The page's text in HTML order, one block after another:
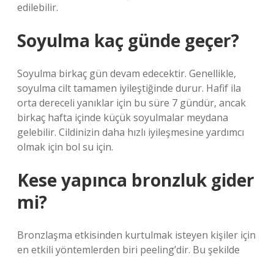
edilebilir.
Soyulma kaç günde geçer?
Soyulma birkaç gün devam edecektir. Genellikle,
soyulma cilt tamamen iyileştiğinde durur. Hafif ila
orta dereceli yanıklar için bu süre 7 gündür, ancak
birkaç hafta içinde küçük soyulmalar meydana
gelebilir. Cildinizin daha hızlı iyileşmesine yardımcı
olmak için bol su için.
Kese yapınca bronzluk gider
mi?
Bronzlaşma etkisinden kurtulmak isteyen kişiler için
en etkili yöntemlerden biri peeling’dir. Bu şekilde